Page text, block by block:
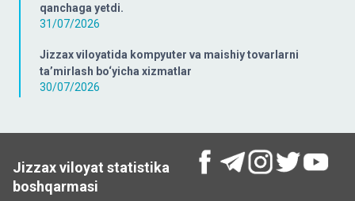
qanchaga yetdi.
31/07/2026
Jizzax viloyatida kompyuter va maishiy tovarlarni
ta’mirlash bo‘yicha xizmatlar
30/07/2026
Jizzax viloyat statistika
boshqarmasi